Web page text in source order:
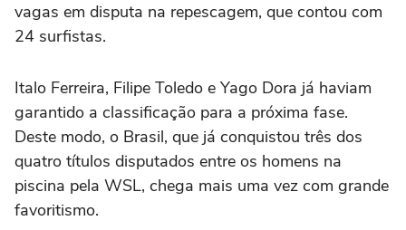
vagas em disputa na repescagem, que contou com
24 surfistas.
Italo Ferreira, Filipe Toledo e Yago Dora já haviam
garantido a classificação para a próxima fase.
Deste modo, o Brasil, que já conquistou três dos
quatro títulos disputados entre os homens na
piscina pela WSL, chega mais uma vez com grande
favoritismo.